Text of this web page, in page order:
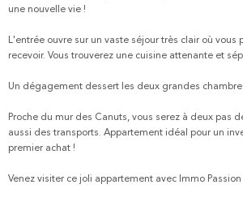
une nouvelle vie !
L'entrée ouvre sur un vaste séjour très clair où vous
recevoir. Vous trouverez une cuisine attenante et
Un dégagement dessert les deux grandes
Proche du mur des Canuts, vous serez à deux pas
aussi des transports. Appartement idéal pour un
premier achat !
Venez visiter ce joli appartement avec Immo Passion